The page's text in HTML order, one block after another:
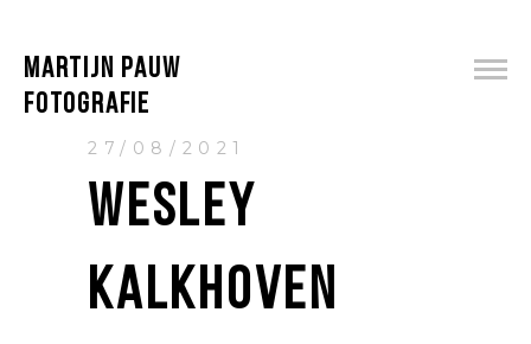
MARTIJN PAUW
FOTOGRAFIE
27/08/2021
WESLEY
KALKHOVEN